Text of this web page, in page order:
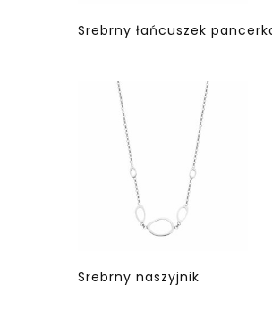
Srebrny łańcuszek
Srebrny naszyjnik